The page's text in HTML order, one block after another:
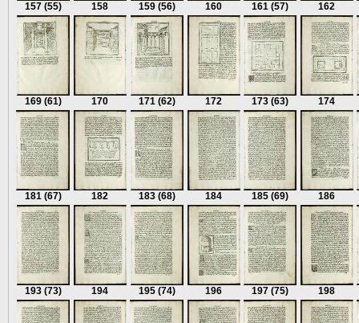
157 (55) 158 159 (56) 160 161 (57) 162
169 (61) 170 171 (62) 172 173 (63) 174
181 (67) 182 183 (68) 184 185 (69) 186
193 (73) 194 195 (74) 196 197 (75) 198